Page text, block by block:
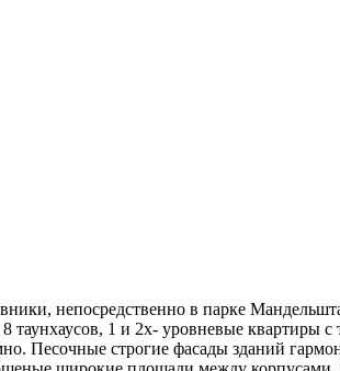
непосредственно в парке
1 и 2х- уровневые квартиры
Песочные строгие фасады зданий